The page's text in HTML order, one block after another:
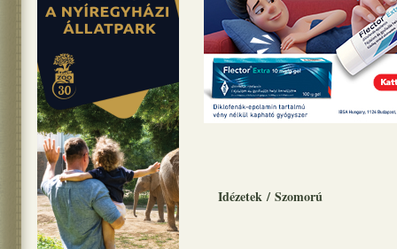
Idézetek / Szomorú